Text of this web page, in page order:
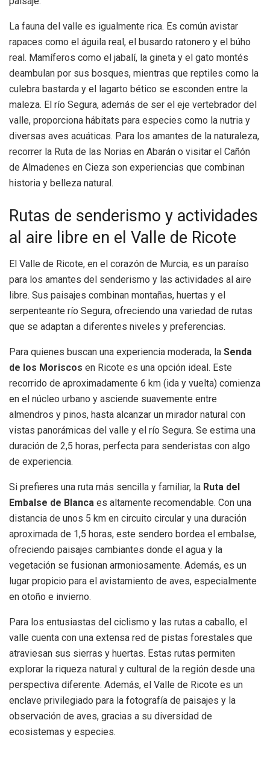
La fauna del valle es igualmente rica. Es común avistar
rapaces como el águila real, el busardo ratonero y el búho
real. Mamíferos como el jabalí, la gineta y el gato montés
deambulan por sus bosques, mientras que reptiles como la
culebra bastarda y el lagarto bético se esconden entre la
maleza. El río Segura, además de ser el eje vertebrador del
valle, proporciona hábitats para especies como la nutria y
diversas aves acuáticas. Para los amantes de la naturaleza,
recorrer la Ruta de las Norias en Abarán o visitar el Cañón
de Almadenes en Cieza son experiencias que combinan
historia y belleza natural.
Rutas de senderismo y actividades
al aire libre en el Valle de Ricote
El Valle de Ricote, en el corazón de Murcia, es un paraíso
para los amantes del senderismo y las actividades al aire
libre. Sus paisajes combinan montañas, huertas y el
serpenteante río Segura, ofreciendo una variedad de rutas
que se adaptan a diferentes niveles y preferencias.
Para quienes buscan una experiencia moderada, la Senda
de los Moriscos en Ricote es una opción ideal. Este
recorrido de aproximadamente 6 km (ida y vuelta) comienza
en el núcleo urbano y asciende suavemente entre
almendros y pinos, hasta alcanzar un mirador natural con
vistas panorámicas del valle y el río Segura. Se estima una
duración de 2,5 horas, perfecta para senderistas con algo
de experiencia.
Si prefieres una ruta más sencilla y familiar, la Ruta del
Embalse de Blanca es altamente recomendable. Con una
distancia de unos 5 km en circuito circular y una duración
aproximada de 1,5 horas, este sendero bordea el embalse,
ofreciendo paisajes cambiantes donde el agua y la
vegetación se fusionan armoniosamente. Además, es un
lugar propicio para el avistamiento de aves, especialmente
en otoño e invierno.
Para los entusiastas del ciclismo y las rutas a caballo, el
valle cuenta con una extensa red de pistas forestales que
atraviesan sus sierras y huertas. Estas rutas permiten
explorar la riqueza natural y cultural de la región desde una
perspectiva diferente. Además, el Valle de Ricote es un
enclave privilegiado para la fotografía de paisajes y la
observación de aves, gracias a su diversidad de
ecosistemas y especies.